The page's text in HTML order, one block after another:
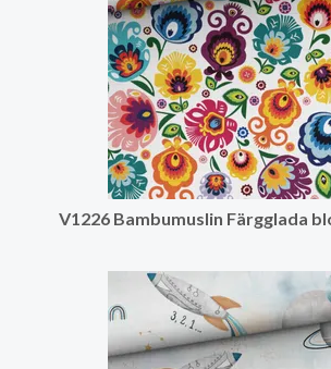
V1226 Bambumuslin Färgglada